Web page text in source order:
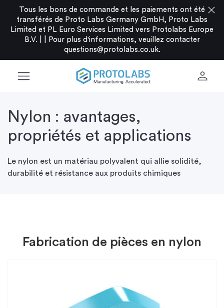
Tous les bons de commande et les paiements ont été
transférés de Proto Labs Germany GmbH, Proto Labs
Limited et PL Euro Services Limited vers Protolabs Europe
B.V. |
Pour plus d'informations, veuillez contacter
questions@protolabs.co.uk.
close
menu person
Nylon : avantages,
propriétés et applications
Le nylon est un matériau polyvalent qui allie solidité,
durabilité et résistance aux produits chimiques
Fabrication de pièces en nylon